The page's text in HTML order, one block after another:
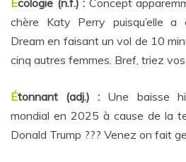
Écologie (n.f.) : Concept
chère Katy Perry puisqu’elle
Dream en faisant un vol de 10
cinq autres femmes. Bref, triez
Étonnant (adj.) : Une baisse
mondial en 2025 à cause de la
Donald Trump ??? Venez on fait